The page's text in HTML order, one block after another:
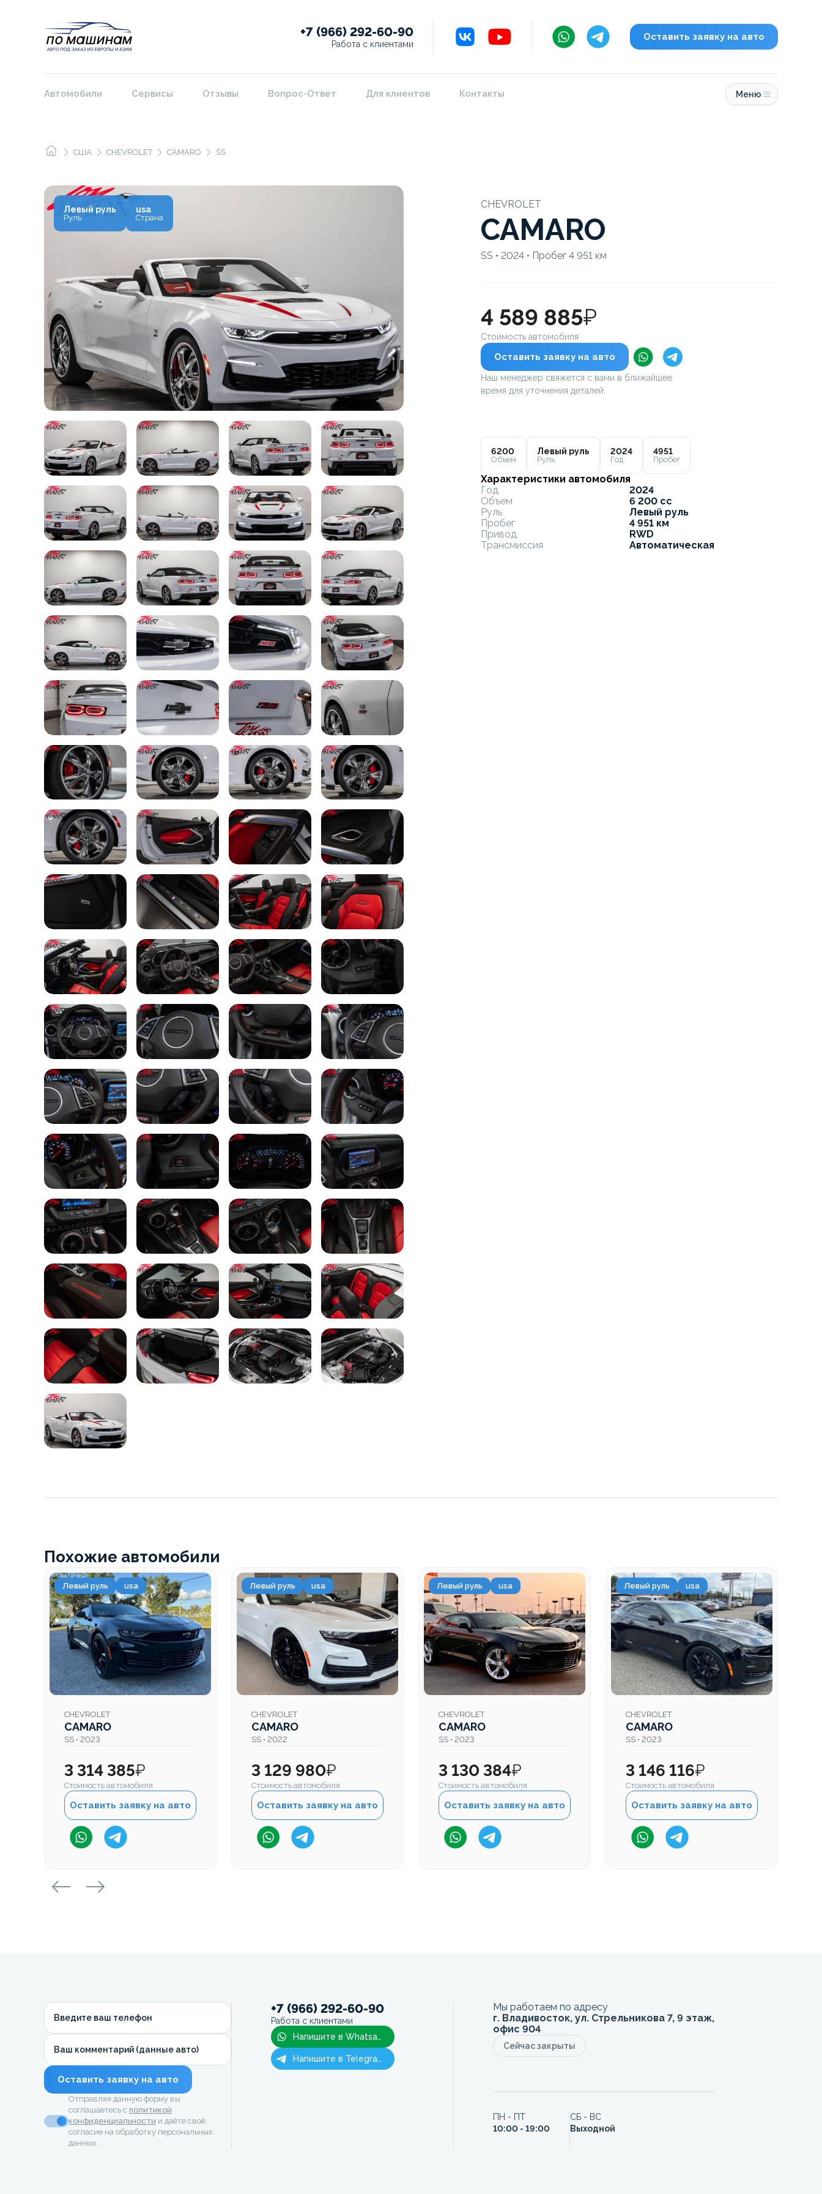
+7 (966) 292-60-90
Работа с клиентами
Оставить заявку на авто
Автомобили Сервисы Отзывы Вопрос-Ответ Для клиентов Контакты Меню
США CHEVROLET CAMARO SS
CHEVROLET
CAMARO
SS • 2024 • Пробег 4 951 км
Левый руль
Руль
usa
Страна
4 589 885₽
Стоимость автомобиля
Оставить заявку на авто
Наш менеджер свяжется с вами в ближайшее
время для уточнения деталей.
6200
Объем
Левый руль
Руль
2024
Год
4951
Пробег
Характеристики автомобиля
Год
2024
Объем
6 200 cc
Руль
Левый руль
Пробег
4 951 км
Привод
RWD
Трансмиссия
Автоматическая
Похожие автомобили
Левый руль usa
CHEVROLET
CAMARO
SS • 2023
3 314 385₽
Стоимость автомобиля
Оставить заявку на авто
Левый руль usa
CHEVROLET
CAMARO
SS • 2022
3 129 980₽
Стоимость автомобиля
Оставить заявку на авто
Левый руль usa
CHEVROLET
CAMARO
SS • 2023
3 130 384₽
Стоимость автомобиля
Оставить заявку на авто
Левый руль usa
CHEVROLET
CAMARO
SS • 2023
3 146 116₽
Стоимость автомобиля
Оставить заявку на авто
Введите ваш телефон
Ваш комментарий (данные авто)
Оставить заявку на авто
Отправляя данную форму вы
соглашаетесь с политикой
конфиденциальности и даёте своё
согласие на обработку персональных
данных.
+7 (966) 292-60-90
Работа с клиентами
Напишите в Whatsapp
Напишите в Telegram
Мы работаем по адресу
г. Владивосток, ул. Стрельникова 7, 9 этаж,
офис 904
Сейчас закрыты
ПН - ПТ
10:00 - 19:00
СБ - ВС
Выходной